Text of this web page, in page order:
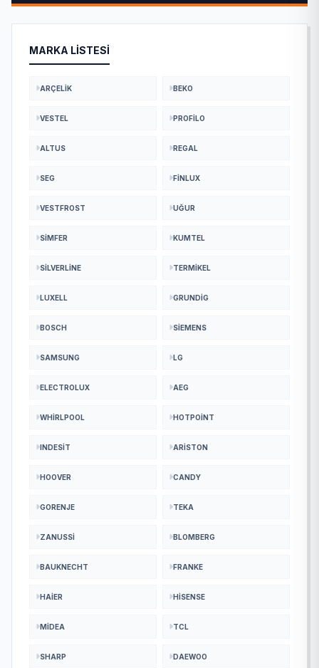
MARKA LISTESI
ARÇELIK BEKO
VESTEL PROFILO
ALTUS REGAL
SEG FINLUX
VESTFROST UĞUR
SIMFER KUMTEL
SILVERLINE TERMIKEL
LUXELL GRUNDIG
BOSCH SIEMENS
SAMSUNG LG
ELECTROLUX AEG
WHIRLPOOL HOTPOINT
INDESIT ARISTON
HOOVER CANDY
GORENJE TEKA
ZANUSSI BLOMBERG
BAUKNECHT FRANKE
HAIER HISENSE
MIDEA TCL
SHARP DAEWOO